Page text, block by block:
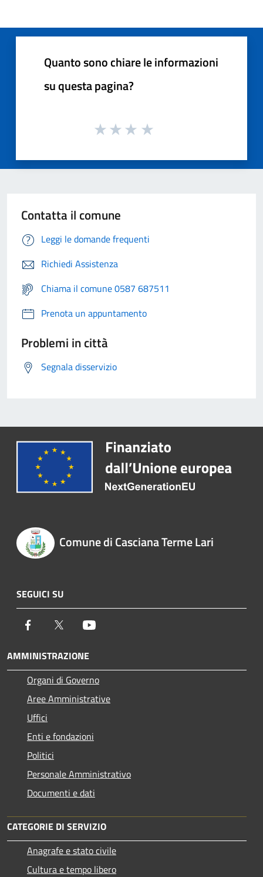
Quanto sono chiare le informazioni
su questa pagina?
Contatta il comune
Leggi le domande frequenti
Richiedi Assistenza
Chiama il comune 0587 687511
Prenota un appuntamento
Problemi in città
Segnala disservizio
Comune di Casciana Terme Lari
SEGUICI SU
Facebook Twitter
AMMINISTRAZIONE
Organi di Governo
Aree Amministrative
Uffici
Enti e fondazioni
Politici
Personale Amministrativo
Documenti e dati
CATEGORIE DI SERVIZIO
Anagrafe e stato civile
Cultura e tempo libero